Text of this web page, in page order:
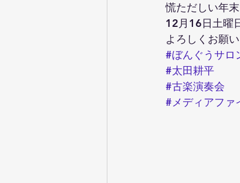
慌ただしい年
12月16日土曜
よろしくお願
#ぼんぐうサロ
#太田耕平
#古楽演奏会
#メディアファ